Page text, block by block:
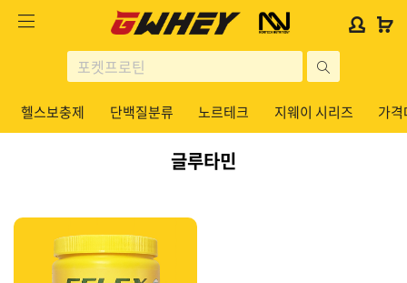
헬스보충제
단백질분류
지웨이 시리즈
가격대별
사
이
트
로
고
사
로
로
젯
문
로
젯
문
헬스보충제 단백질분류 노르테크 지웨이 시리즈 가
글루타민